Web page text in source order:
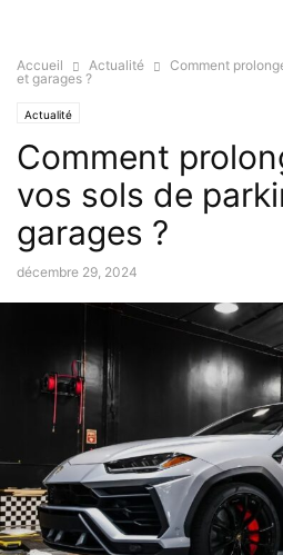
Accueil Actualité
Comment
et garages ?
Actualité
Comment
vos sols de
garages ?
décembre 29, 2024